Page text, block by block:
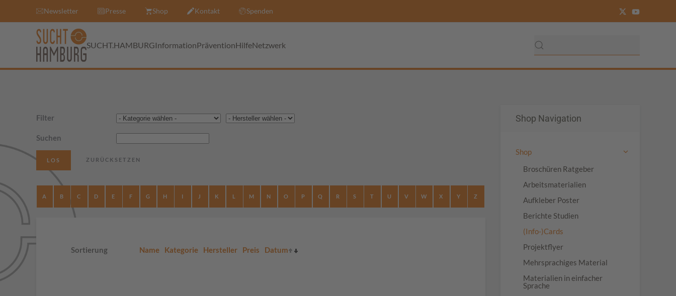
Newsletter Presse Shop Kontakt Spenden
SUCHT.HAMBURGInformationPräventionHilfeNetzwerk
Filter
Suchen
A B C D E F G H I J K L M N O P Q R S T U V W X Y Z
Sortierung Name Kategorie Hersteller Preis Datum
Shop Navigation
Shop
Broschüren Ratgeber
Arbeitsmaterialien
Aufkleber Poster
Berichte Studien
(Info-)Cards
Projektflyer
Mehrsprachiges Material
Materialien in einfacher
Sprache